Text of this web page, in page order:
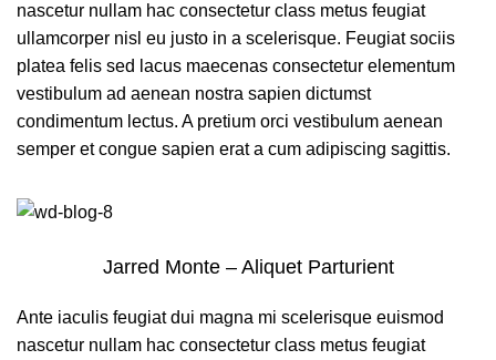
nascetur nullam hac consectetur class metus feugiat
ullamcorper nisl eu justo in a scelerisque. Feugiat sociis
platea felis sed lacus maecenas consectetur elementum
vestibulum ad aenean nostra sapien dictumst
condimentum lectus. A pretium orci vestibulum aenean
semper et congue sapien erat a cum adipiscing sagittis.
Jarred Monte – Aliquet Parturient
Ante iaculis feugiat dui magna mi scelerisque euismod
nascetur nullam hac consectetur class metus feugiat